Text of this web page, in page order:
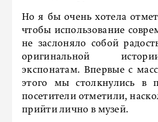
Но я бы очень хотела
чтобы использование
не заслоняло собой
оригинальной
экспонатам. Впервые с
этого мы столкнулись в
посетители отметили,
прийти лично в музей.